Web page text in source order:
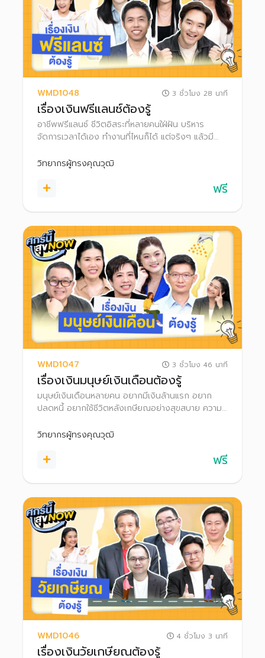
WMD1048 3 ชั่วโมง 28 นาที
เรื่องเงินฟรีแลนซ์ต้องรู้
อาชีพฟรีแลนซ์ ชีวิตอิสระที่หลายคนใฝ่ฝัน บริหาร
จัดการเวลาได้เอง ทำงานที่ไหนก็ได้ แต่จริงๆ แล้วมี
บางเดือนรายได้สะดุด การวางแผนบริหารเงินและภาษี
วิทยากรผู้ทรงคุณวุฒิ
ฟรี
WMD1047 3 ชั่วโมง 46 นาที
เรื่องเงินมนุษย์เงินเดือนต้องรู้
มนุษย์เงินเดือนหลายคน อยากมีเงินล้านแรก อยาก
ปลดหนี้ อยากใช้ชีวิตหลังเกษียณอย่างสุขสบาย ความ
ทั้งเก็บเงิน เงินลงทุน และเลือกใช้สิทธิลดหย่อนภาษี
วิทยากรผู้ทรงคุณวุฒิ
ฟรี
WMD1046 4 ชั่วโมง 3 นาที
เรื่องเงินวัยเกษียณต้องรู้